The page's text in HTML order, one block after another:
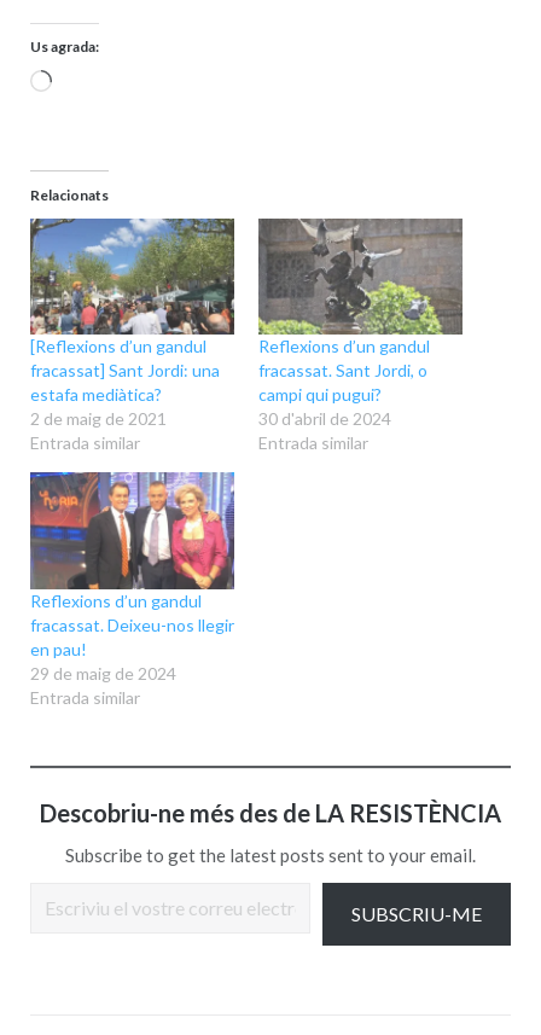
Us agrada:
S'està
Relacionats
[Reflexions d’un gandul
fracassat] Sant Jordi: una
estafa mediàtica?
2 de maig de 2021
Entrada similar
Reflexions d’un gandul
fracassat. Sant Jordi, o
campi qui pugui?
30 d'abril de 2024
Entrada similar
Reflexions d’un gandul
fracassat. Deixeu-nos llegir
en pau!
29 de maig de 2024
Entrada similar
Descobriu-ne més des de LA RESISTÈNCIA
Subscribe to get the latest posts sent to your email.
SUBSCRIU-ME